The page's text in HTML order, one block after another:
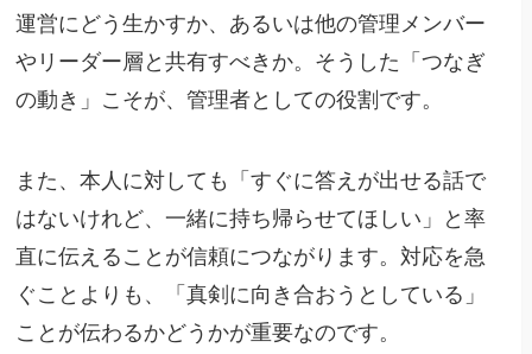
運営にどう生かすか、あるいは他の管理メンバー
やリーダー層と共有すべきか。そうした「つなぎ
の動き」こそが、管理者としての役割です。
また、本人に対しても「すぐに答えが出せる話で
はないけれど、一緒に持ち帰らせてほしい」と率
直に伝えることが信頼につながります。対応を急
ぐことよりも、「真剣に向き合おうとしている」
ことが伝わるかどうかが重要なのです。